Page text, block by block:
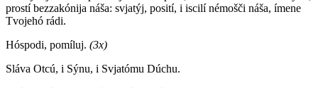
prostí bezzakónija náša: svjatýj, posití, i iscilí némošči náša, ímene
Tvojehó rádi.
Hóspodi, pomíluj. (3x)
Sláva Otcú, i Sýnu, i Svjatómu Dúchu.